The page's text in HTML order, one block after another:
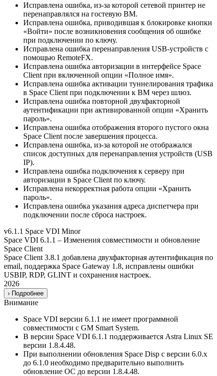
Исправлена ошибка, из-за которой сетевой принтер не
перенаправлялся на гостевую ВМ.
Исправлена ошибка, приводившая к блокировке кнопки
«Войти» после возникновения сообщения об ошибке
при подключении по ключу.
Исправлена ошибка перенаправления USB-устройств с
помощью RemoteFX.
Исправлена ошибка авторизации в интерфейсе Space
Client при включенной опции «Полное имя».
Исправлена ошибка активации туннелирования трафика
в Space Client при подключении к ВМ через шлюз.
Исправлена ошибка повторной двухфакторной
аутентификации при активированной опции «Хранить
пароль».
Исправлена ошибка отображения второго пустого окна
Space Client после завершения процесса.
Исправлена ошибка, из-за которой не отображался
список доступных для перенаправления устройств (USB
IP).
Исправлена ошибка подключения к серверу при
авторизации в Space Client по ключу.
Исправлена некорректная работа опции «Хранить
пароль».
Исправлена ошибка указания адреса диспетчера при
подключении после сброса настроек.
v6.1.1 Space VDI Minor
Space VDI 6.1.1 – Изменения совместимости и обновление
Space Client
Space Client 3.8.1 добавлена двухфакторная аутентификация по
email, поддержка Space Gateway 1.8, исправлены ошибки
USBIP, RDP, GLINT и сохранения настроек.
2026
› Подробнее
Внимание
Space VDI версии 6.1.1 не имеет программной
совместимости с GM Smart System.
В версии Space VDI 6.1.1 поддерживается Astra Linux SE
версии 1.8.4.48.
При выполнении обновления Space Disp с версии 6.0.x
до 6.1.0 необходимо предварительно выполнить
обновление ОС до версии 1.8.4.48.